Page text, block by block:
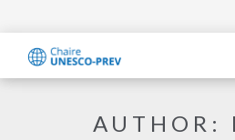
AUTHOR: